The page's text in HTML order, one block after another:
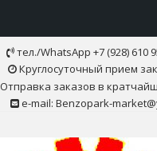
тел./WhatsApp +7 (928) 610
Круглосуточный прием
Отправка заказов в
e-mail: Benzopark-